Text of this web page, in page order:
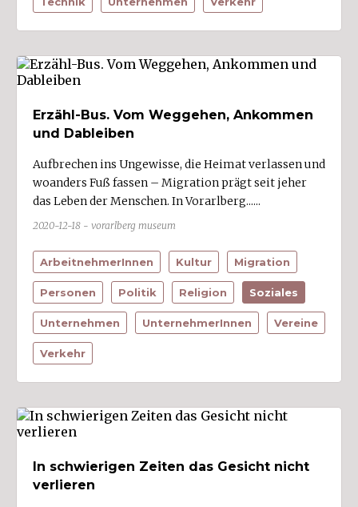
Wirtschaftszweige
Bildung/Wissenschaft (2)
Fahrzeuge (3)
Gastgewerbe/Fremdenverkehr (1)
Gesundheit/Körperpflege (2)
Glas (1)
Grafik/Werbung (2)
Handel (2)
Handwerk (2)
Haushalt
Holzverarbeitung
Land- und Forstwirtschaft (1)
Musik/Unterhaltung
Erzähl-Bus. Vom Weggehen, Ankommen
und Dableiben
Aufbrechen ins Ungewisse, die Heimat verlassen und
woanders Fuß fassen – Migration prägt seit jeher
das Leben der Menschen. In Vorarlberg......
2020-12-18 - vorarlberg museum
ArbeitnehmerInnen Kultur Migration
Personen Politik Religion Soziales
Unternehmen UnternehmerInnen Vereine
Verkehr
In schwierigen Zeiten das Gesicht nicht
verlieren